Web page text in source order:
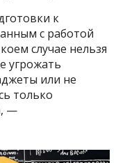
к
с работой
случае нельзя
угрожать
или не
только
—